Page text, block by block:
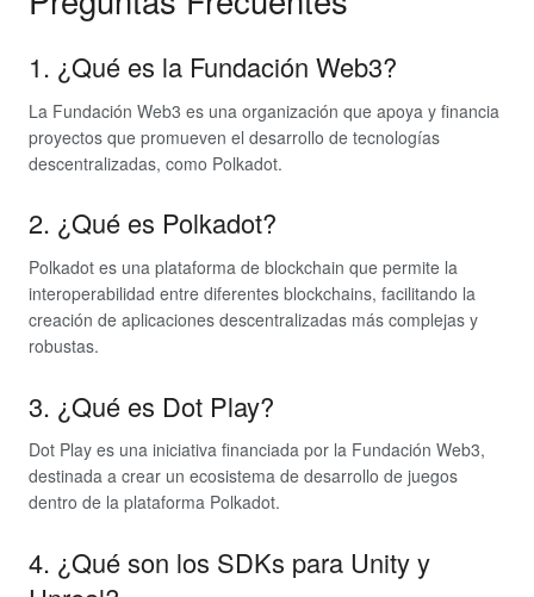
1. ¿Qué es la Fundación Web3?
La Fundación Web3 es una organización que apoya y financia
proyectos que promueven el desarrollo de tecnologías
descentralizadas, como Polkadot.
2. ¿Qué es Polkadot?
Polkadot es una plataforma de blockchain que permite la
interoperabilidad entre diferentes blockchains, facilitando la
creación de aplicaciones descentralizadas más complejas y
robustas.
3. ¿Qué es Dot Play?
Dot Play es una iniciativa financiada por la Fundación Web3,
destinada a crear un ecosistema de desarrollo de juegos
dentro de la plataforma Polkadot.
4. ¿Qué son los SDKs para Unity y